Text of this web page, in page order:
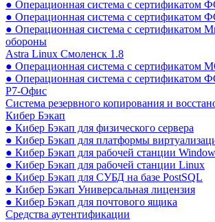
● Операционная система с сертификатом
● Операционная система с сертификатом
● Операционная система с сертификатом
обороны
Astra Linux Смоленск 1.8
● Операционная система с сертификатом
● Операционная система с сертификатом
Р7-Офис
Система резервного копирования и
Кибер Бэкап
● Кибер Бэкап для физического сервера
● Кибер Бэкап для платформы
● Кибер Бэкап для рабочей станции
● Кибер Бэкап для рабочей станции Linux
● Кибер Бэкап для СУБД на базе PostSQL
● Кибер Бэкап Универсальная лицензия
● Кибер Бэкап для почтового ящика
Средства аутентификации